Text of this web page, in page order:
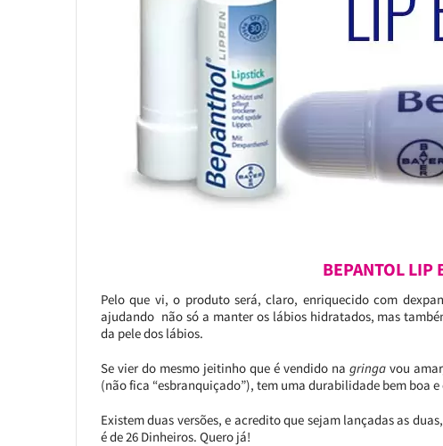
BEPANTOL LIP
Pelo que vi, o produto será, claro, enriquecido com
ajudando não só a manter os lábios hidratados, mas
da pele dos lábios.
Se vier do mesmo jeitinho que é vendido na gringavou
(não fica “esbranquiçado”), tem uma durabilidade bem boa
Existem duas versões, e acredito que sejam lançadas as
é de 26 Dinheiros. Quero já!